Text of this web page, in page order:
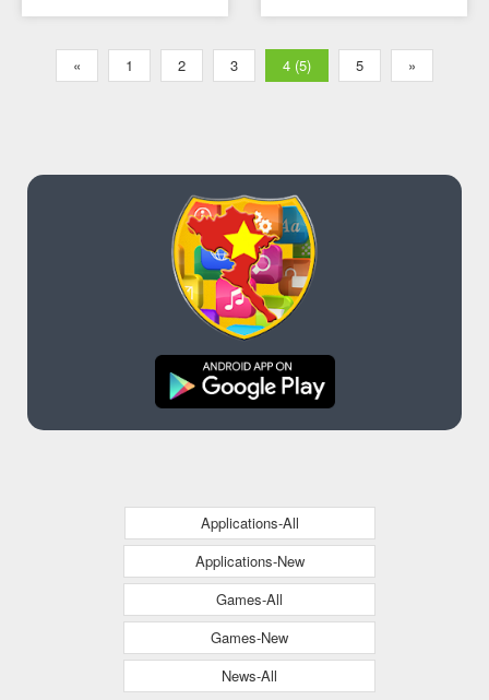
« 1 2 3 4 (5) 5 »
Applications-All
Applications-New
Games-All
Games-New
News-All